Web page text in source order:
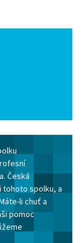
Česká
spolku, a
li chuť a
pomoc